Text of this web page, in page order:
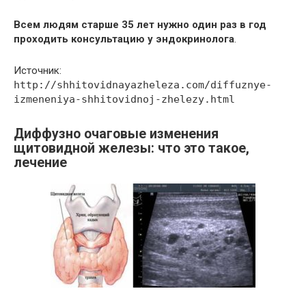
Всем людям старше 35 лет нужно один раз в год
проходить консультацию у эндокринолога
Источник:
http://shhitovidnayazheleza.com/diffuznye-
izmeneniya-shhitovidnoj-zhelezy.html
Диффузно очаговые изменения
щитовидной железы: что это такое,
лечение